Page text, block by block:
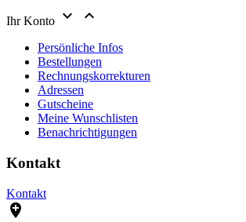
Ihr Konto  
Persönliche Infos
Bestellungen
Rechnungskorrekturen
Adressen
Gutscheine
Meine Wunschlisten
Benachrichtigungen
Kontakt
Kontakt
